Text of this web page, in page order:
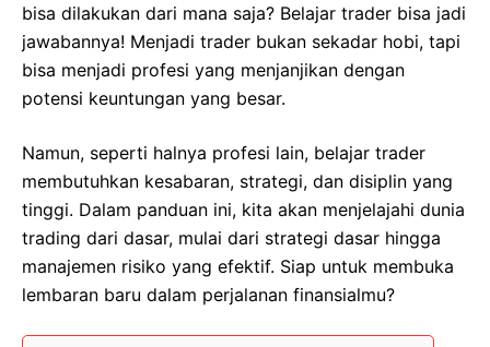
bisa dilakukan dari mana saja? Belajar trader bisa jadi
jawabannya! Menjadi trader bukan sekadar hobi, tapi
bisa menjadi profesi yang menjanjikan dengan
potensi keuntungan yang besar.
Namun, seperti halnya profesi lain, belajar trader
membutuhkan kesabaran, strategi, dan disiplin yang
tinggi. Dalam panduan ini, kita akan menjelajahi dunia
trading dari dasar, mulai dari strategi dasar hingga
manajemen risiko yang efektif. Siap untuk membuka
lembaran baru dalam perjalanan finansialmu?